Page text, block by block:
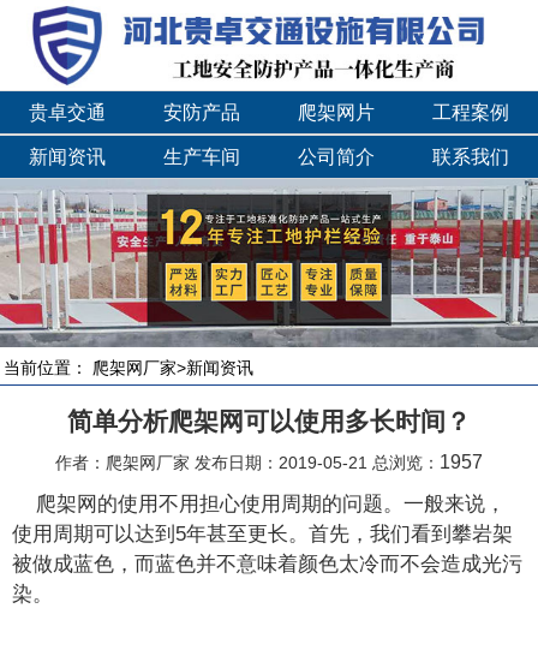
贵卓交通 安防产品 爬架网片 工程案例
新闻资讯 生产车间 公司简介 联系我们
当前位置： 爬架网厂家>新闻资讯
简单分析爬架网可以使用多长时间？
作者：爬架网厂家 发布日期：2019-05-21 总浏览： 1957
爬架网的使用不用担心使用周期的问题。一般来说，
使用周期可以达到5年甚至更长。首先，我们看到攀岩架
被做成蓝色，而蓝色并不意味着颜色太冷而不会造成光污
染。